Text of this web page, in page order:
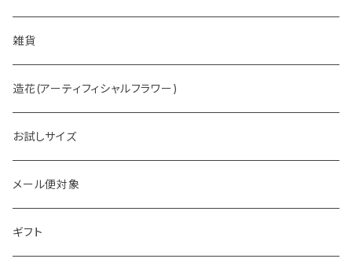
雑貨
造花(アーティフィシャルフラワー)
お試しサイズ
メール便対象
ギフト